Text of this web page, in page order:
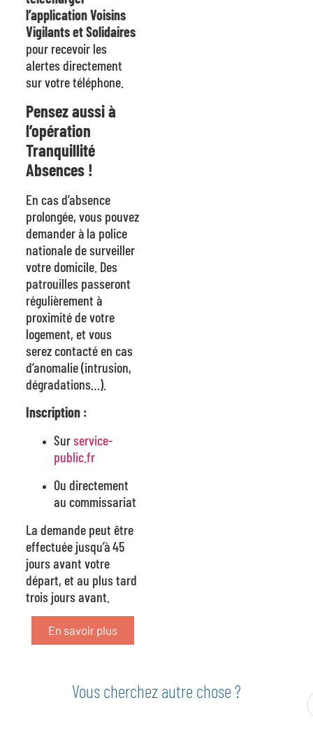
l’application Voisins
Vigilants et Solidaires
pour recevoir les
alertes directement
sur votre téléphone.
Pensez aussi à
l’opération
Tranquillité
Absences !
En cas d’absence
prolongée, vous pouvez
demander à la police
nationale de surveiller
votre domicile. Des
patrouilles passeront
régulièrement à
proximité de votre
logement, et vous
serez contacté en cas
d’anomalie (intrusion,
dégradations…).
Inscription :
Surservice-
public.fr
Ou directement
au commissariat
La demande peut être
effectuée jusqu’à 45
jours avant votre
départ, et au plus tard
trois jours avant.
En savoir plus
Vous cherchez autre chose ?